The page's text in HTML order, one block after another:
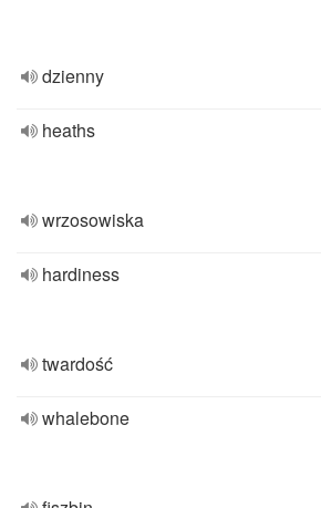
dzienny
heaths
wrzosowiska
hardiness
twardość
whalebone